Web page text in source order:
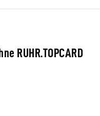
RUHR.TOPCARD